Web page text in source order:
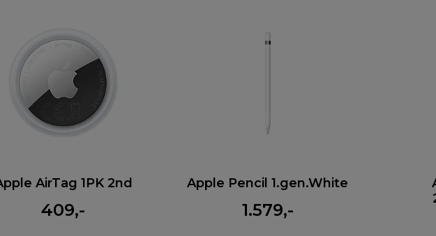
AirTag 1PK 2nd
409,-
Apple Pencil 1.gen.White
1.579,-